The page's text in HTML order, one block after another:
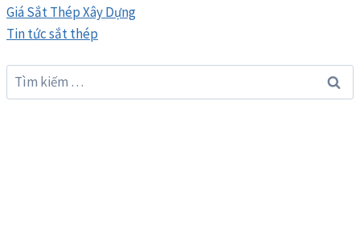
Giá Sắt Thép Xây Dựng
Tin tức sắt thép
Tìm
kiếm